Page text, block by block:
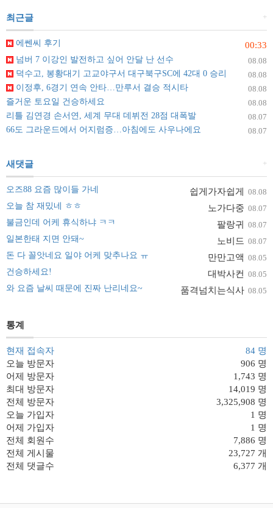
+
최근글
00:33
에쎈씨 후기
08.08
넘버 7 이강인 발전하고 싶어 안달 난 선수
08.08
덕수고, 봉황대기 고교야구서 대구북구SC에 42대 0 승리
08.08
이정후, 6경기 연속 안타…만루서 결승 적시타
08.08
즐거운 토요일 건승하세요
08.07
리틀 김연경 손서연, 세계 무대 데뷔전 28점 대폭발
08.07
66도 그라운드에서 어지럼증…아침에도 사우나에요
+
새댓글
쉽게가자쉽게 08.08
오즈88 요즘 많이들 가네
노가다중 08.07
오늘 참 재밌네 ㅎㅎ
팔랑귀 08.07
불금인데 어케 휴식하냐 ㅋㅋ
노비드 08.07
일본한태 지면 안돼~
만만고액 08.05
돈 다 꼴앗네요 일야 어케 맞추나요 ㅠ
대박사컨 08.05
건승하세요!
품격넘치는식사 08.05
와 요즘 날씨 때문에 진짜 난리네요~
통계
현재 접속자
84 명
오늘 방문자
906 명
어제 방문자
1,743 명
최대 방문자
14,019 명
전체 방문자
3,325,908 명
오늘 가입자
1 명
어제 가입자
1 명
전체 회원수
7,886 명
전체 게시물
23,727 개
전체 댓글수
6,377 개